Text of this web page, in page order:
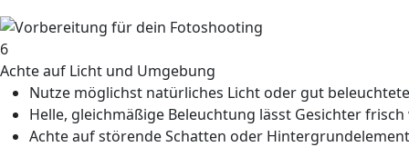
6
Achte auf Licht und Umgebung
Nutze möglichst natürliches Licht oder gut
Helle, gleichmäßige Beleuchtung lässt Gesichter
Achte auf störende Schatten oder